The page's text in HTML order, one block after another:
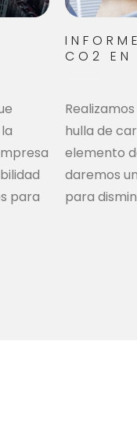
para
CO2 EN
hulla de
elemento
daremos
para